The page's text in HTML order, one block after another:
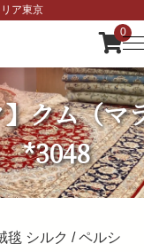
ア東京
0
クム（マ
*3048
毯 シルク / ペルシ